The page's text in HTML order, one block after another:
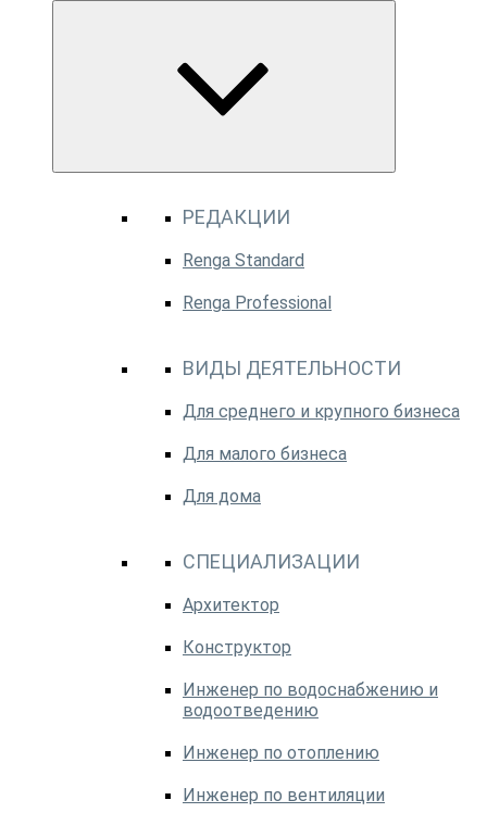
РЕДАКЦИИ
Renga Standard
Renga Professional
ВИДЫ ДЕЯТЕЛЬНОСТИ
Для среднего и крупного бизнеса
Для малого бизнеса
Для дома
СПЕЦИАЛИЗАЦИИ
Архитектор
Конструктор
Инженер по водоснабжению и
водоотведению
Инженер по отоплению
Инженер по вентиляции